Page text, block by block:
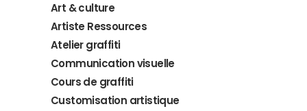
Art & culture
Artiste Ressources
Atelier graffiti
Communication visuelle
Cours de graffiti
Customisation artistique